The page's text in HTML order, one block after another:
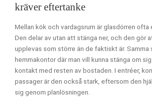
kräver eftertanke
Mellan kök och vardagsrum är glasdörren ofta
Den delar av utan att stänga ner, och den gör
upplevas som större än de faktiskt är. Samma
hemmakontor där man vill kunna stänga om
kontakt med resten av bostaden. I entréer,
passager är den också stark, eftersom den
sig genom planlösningen.